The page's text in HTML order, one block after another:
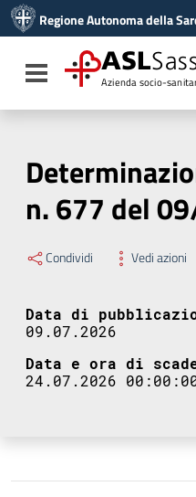
Vai al menu di navigazione
Vai al footer
Regione Autonoma della
Toggle navigation
ASL
Azienda socio-
n. 677 del
Condividi Vedi azioni
Data di
09.07.2026
Data e ora di
24.07.2026